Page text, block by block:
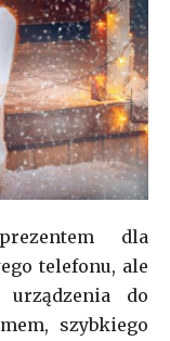
dla
telefonu, ale
do
szybkiego